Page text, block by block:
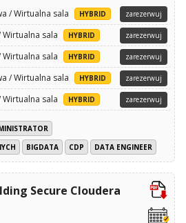
/ Wirtualna sala HYBRID zarezerwuj
sala HYBRID zarezerwuj
sala HYBRID zarezerwuj
/ Wirtualna sala HYBRID zarezerwuj
sala HYBRID zarezerwuj
BIGDATA CDP DATA ENGINEER
Secure Cloudera